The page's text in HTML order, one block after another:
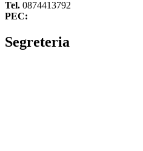
Tel. 0874413792
PEC:
Segreteria